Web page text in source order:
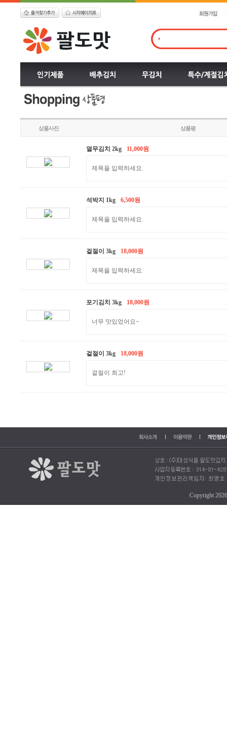
상품사진 상품평
열무김치 2kg 11,000원
제목을 입력하세요.
석박지 1kg 6,500원
제목을 입력하세요.
겉절이 3kg 18,000원
제목을 입력하세요.
포기김치 3kg 18,000원
너무 맛있었어요~
겉절이 3kg 18,000원
겉절이 최고!
Copyright